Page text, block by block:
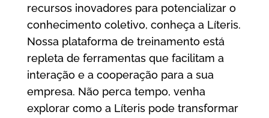
recursos inovadores para potencializar o
conhecimento coletivo, conheça a Líteris.
Nossa plataforma de treinamento está
repleta de ferramentas que facilitam a
interação e a cooperação para a sua
empresa. Não perca tempo, venha
explorar como a Líteris pode transformar